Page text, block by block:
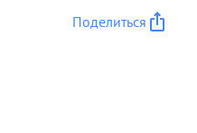
Поделиться